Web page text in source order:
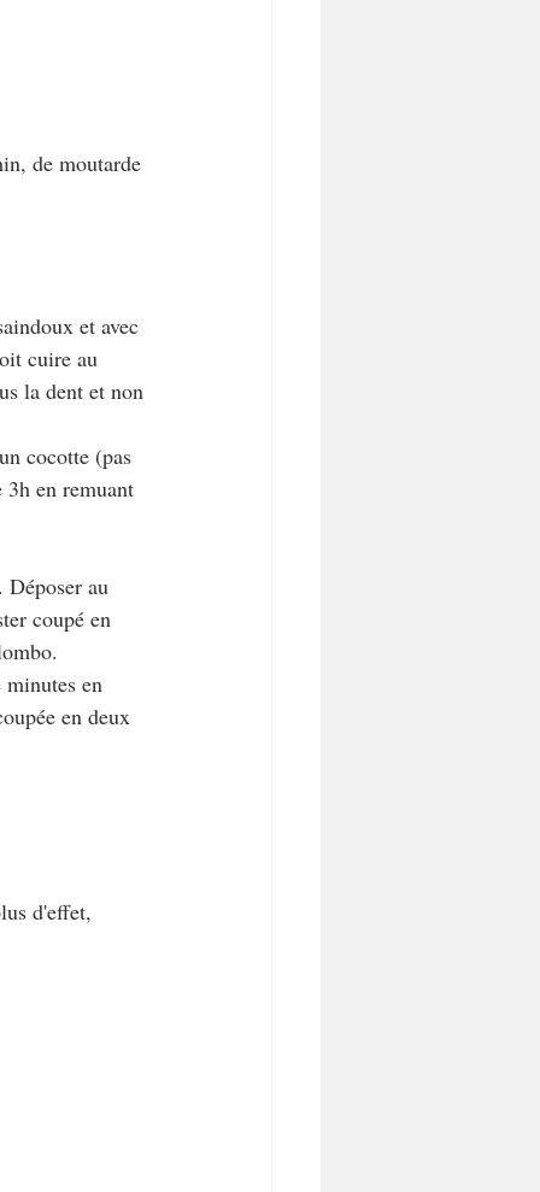
de moutarde
et avec
cuire au
la dent et non
cocotte (pas
en remuant
au
coupé en
en
en deux
d'effet,